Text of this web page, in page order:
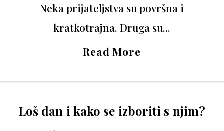
Neka prijateljstva su površna i
kratkotrajna. Druga su...
Read More
Loš dan i kako se izboriti s njim?